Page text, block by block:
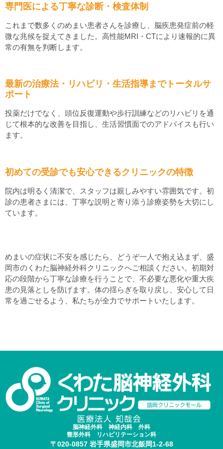
専門医による丁寧な診断・検査体制
これまで数多くのめまい患者さんを診療し、脳疾患発症前の軽
微な兆候を捉えてきました。高性能MRI・CTにより速報的に異
常の有無を判断します。
最新の治療法・リハビリ・生活指導までトータルサ
ポート
投薬だけでなく、頭位反復運動や歩行訓練などのリハビリを通
じて根本的な改善を目指し、生活習慣面でのアドバイスも行い
ます。
初めての受診でも安心できるクリニックの特徴
院内は明るく清潔で、スタッフは親しみやすい雰囲気です。初
診の患者さまには、丁寧な説明と寄り添う診療姿勢を大切にし
ています。
めまいの症状に不安を感じたら、どうぞ一人で抱え込まず、盛
岡市のくわた脳神経外科クリニックへご相談ください。初期対
応の段階から丁寧な診療を行うことで、不必要な悪化や重大疾
患の見落としを防げます。体の揺らぎを取り戻し、安心して日
常を過ごせるよう、私たちが全力でサポートいたします。
脳神経外科 神経内科 外科
整形外科 リハビリテーション科
〒020-0857 岩手県盛岡市北飯岡1-2-68